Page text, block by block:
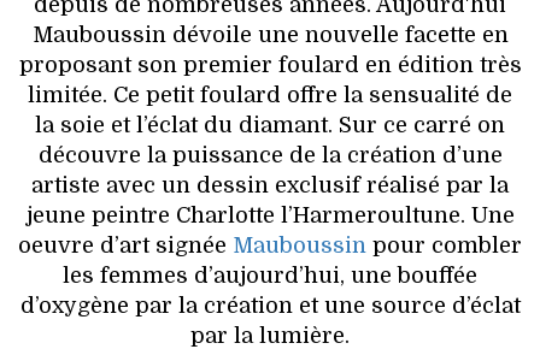
BEAUTÉ
MODE DE RUE
JEUNES CRÉATEURS
HISTOIRE DES MARQUES
DÉCO
VOYAGES & LOISIRS
depuis de nombreuses années. Aujourd'hui
Mauboussin dévoile une nouvelle facette en
proposant son premier foulard en édition très
limitée. Ce petit foulard offre la sensualité de
la soie et l’éclat du diamant. Sur ce carré on
découvre la puissance de la création d’une
artiste avec un dessin exclusif réalisé par la
jeune peintre Charlotte l’Harmeroultune. Une
oeuvre d’art signée Mauboussin pour combler
les femmes d’aujourd’hui, une bouffée
d’oxygène par la création et une source d’éclat
par la lumière.